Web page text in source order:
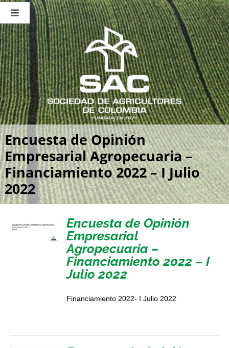
Saltar
contenido
Toggle
Navigation
Nosotros
Publicaciones
Sala de Prensa
Eventos
Encuesta de Opinión
Empresarial Agropecuaria –
Financiamiento 2022 – I Julio
2022
Encuesta de Opinión
Empresarial
Agropecuaria –
Financiamiento 2022 – I
Julio 2022
Financiamiento 2022- I Julio 2022